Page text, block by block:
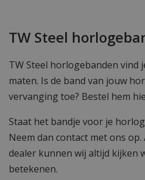
TW Steel
TW Steel horlogebanden vind
maten. Is de band van jouw
vervanging toe? Bestel hem
Staat het bandje voor je
Neem dan contact met ons op.
dealer kunnen wij altijd kijken
betekenen.